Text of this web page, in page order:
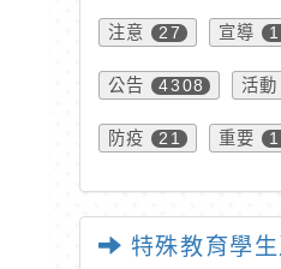
注意 27 宣導
公告 4308 活動
防疫 21 重要
特殊教育學